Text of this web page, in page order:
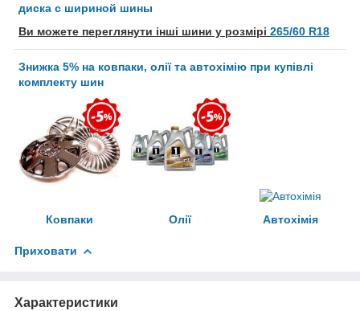
диска с шириной шины
Ви можете переглянути інші шини у розмірі 265/60 R18
Знижка 5% на ковпаки, олії та автохімію при купівлі
комплекту шин
Ковпаки Олії Автохімія
Приховати
Характеристики